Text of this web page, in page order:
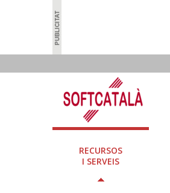
RECURSOS
I SERVEIS